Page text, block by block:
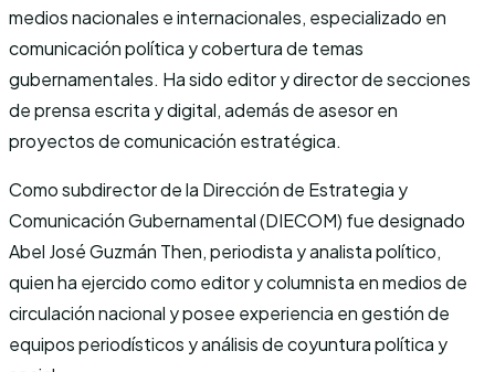
medios nacionales e internacionales, especializado en
comunicación política y cobertura de temas
gubernamentales. Ha sido editor y director de secciones
de prensa escrita y digital, además de asesor en
proyectos de comunicación estratégica.
Como subdirector de la Dirección de Estrategia y
Comunicación Gubernamental (DIECOM) fue designado
Abel José Guzmán Then, periodista y analista político,
quien ha ejercido como editor y columnista en medios de
circulación nacional y posee experiencia en gestión de
equipos periodísticos y análisis de coyuntura política y